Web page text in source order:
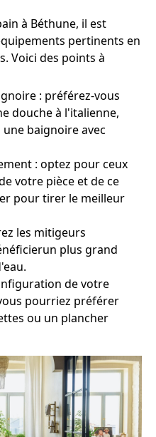
à Béthune, il est
pertinents en
Voici des points à
: préférez-vous
douche à l'italienne,
baignoire avec
: optez pour ceux
votre pièce et de ce
pour tirer le meilleur
les mitigeurs
plus grand
de votre
pourriez préférer
ou un plancher